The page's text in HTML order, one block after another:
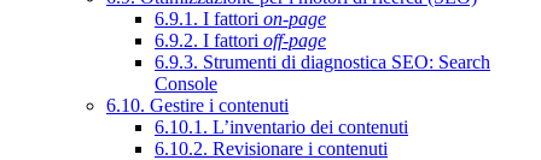
6.9.1. I fattori on-page
6.9.2. I fattori off-page
6.9.3. Strumenti di diagnostica SEO: Search
Console
6.10. Gestire i contenuti
6.10.1. L’inventario dei contenuti
6.10.2. Revisionare i contenuti